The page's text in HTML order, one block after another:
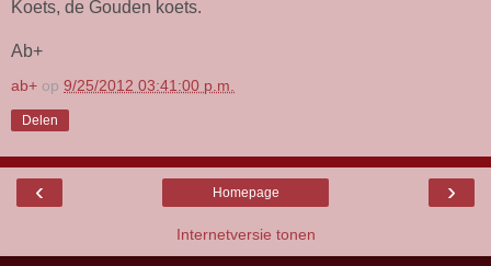
Koets, de Gouden koets.
Ab+
ab+ op 9/25/2012 03:41:00 p.m.
Delen
‹ ›
Homepage
Internetversie tonen